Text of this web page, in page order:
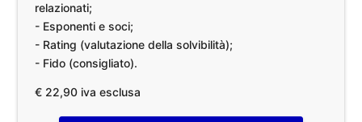
relazionati;
- Esponenti e soci;
- Rating (valutazione della solvibilità);
- Fido (consigliato).
€ 22,90 iva esclusa